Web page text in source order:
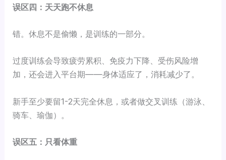
误区四：天天跑不休息
错。休息不是偷懒，是训练的一部分。
过度训练会导致疲劳累积、免疫力下降、受伤风险增
加，还会进入平台期——身体适应了，消耗减少了。
新手至少要留1-2天完全休息，或者做交叉训练（游泳、
骑车、瑜伽）。
误区五：只看体重